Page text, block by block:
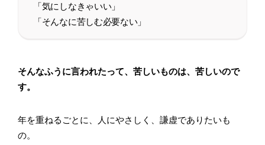
「気にしなきゃいい」
「そんなに苦しむ必要ない」
そんなふうに言われたって、苦しいものは、苦しいので
す。
年を重ねるごとに、人にやさしく、謙虚でありたいも
の。